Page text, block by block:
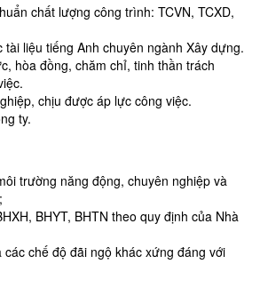
chất lượng công trình: TCVN, TCXD,
liệu tiếng Anh chuyên ngành Xây dựng.
hòa đồng, chăm chỉ, tinh thần trách
chịu được áp lực công việc.
ty.
trường năng động, chuyên nghiệp và
BHYT, BHTN theo quy định của Nhà
chế độ đãi ngộ khác xứng đáng với